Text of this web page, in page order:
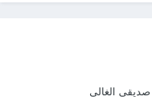
الغالى